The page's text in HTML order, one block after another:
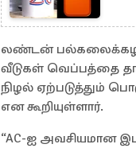
லண்டன் பல்கலைக்கழக
வீடுகள் வெப்பத்தை
நிழல் ஏற்படுத்தும்
என கூறியுள்ளார்.
“AC-ஐ அவசியமான